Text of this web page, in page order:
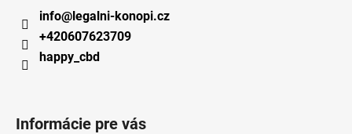
info@legalni-konopi.cz
+420607623709
happy_cbd
Informácie pre vás